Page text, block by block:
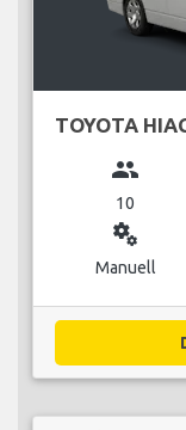
TOYOTA
group
10
miscellaneous_services
Manuell